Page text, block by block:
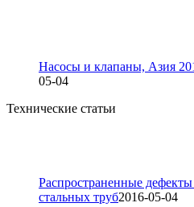
Насосы и клапаны, Азия
05-04
Технические статьи
Распространенные
стальных труб2016-05-04